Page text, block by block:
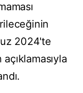
2024'te